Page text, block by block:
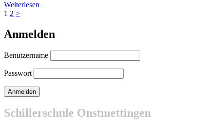
Weiterlesen
Seitennummerierung
der
Beiträge
Seite
1 Seite
2 >
Anmelden
Benutzername
Passwort
Schillerschule Onstmettingen